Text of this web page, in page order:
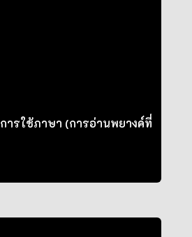
ารใช้ภาษา (การอ่านพยางค์ที่